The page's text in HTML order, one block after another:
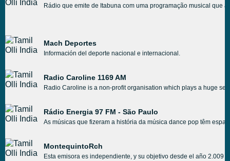
Rádio que emite de Itabuna com uma programação musical que
Mach Deportes
Información del deporte nacional e internacional.
Radio Caroline 1169 AM
Radio Caroline is a non-profit organisation which plays a huge
Rádio Energia 97 FM - São Paulo
As músicas que fizeram a história da música dance pop têm
MontequintoRch
Esta emisora es independiente, y su objetivo desde el año 2.009